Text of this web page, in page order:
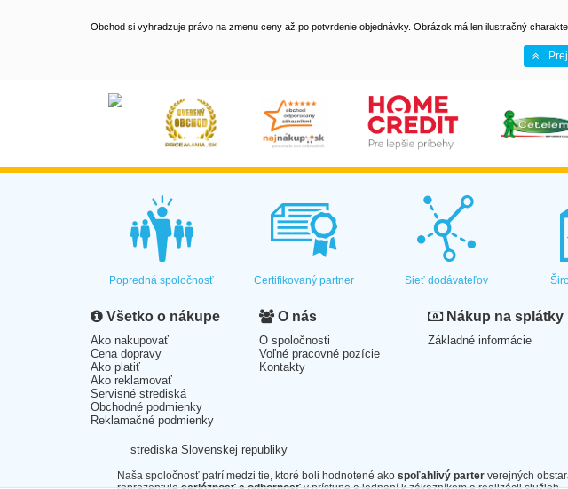
Obchod si vyhradzuje právo na zmenu ceny až po potvrdenie objednávky. Obrázok má len ilustračný
Popredná spoločnosť Certifikovaný partner Sieť dodávateľov
Všetko o nákupe
Ako nakupovať
Cena dopravy
Ako platiť
Ako reklamovať
Servisné strediská
Obchodné podmienky
Reklamačné podmienky
O nás
O spoločnosti
Voľné pracovné pozície
Kontakty
Nákup na splátky
Základné informácie
strediska Slovenskej republiky
Naša spoločnosť patrí medzi tie, ktoré boli hodnotené ako spoľahlivý parter verejných